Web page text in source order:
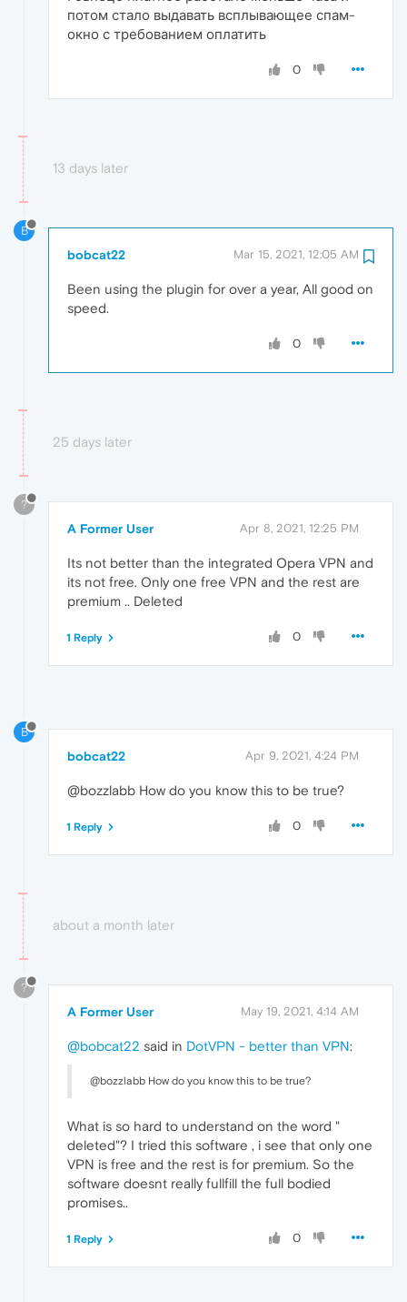
потом стало выдавать всплывающее спам-
окно с требованием оплатить
0
13 days later
B
bobcat22 Mar 15, 2021, 12:05 AM
Been using the plugin for over a year, All good on
speed.
0
25 days later
?
A Former User Apr 8, 2021, 12:25 PM
Its not better than the integrated Opera VPN and
its not free. Only one free VPN and the rest are
premium .. Deleted
0
1 Reply
B
bobcat22 Apr 9, 2021, 4:24 PM
@bozzlabb How do you know this to be true?
0
1 Reply
about a month later
?
A Former User May 19, 2021, 4:14 AM
@bobcat22 said in DotVPN - better than VPN:
@bozzlabb How do you know this to be true?
What is so hard to understand on the word "
deleted"? I tried this software , i see that only one
VPN is free and the rest is for premium. So the
software doesnt really fullfill the full bodied
promises..
0
1 Reply